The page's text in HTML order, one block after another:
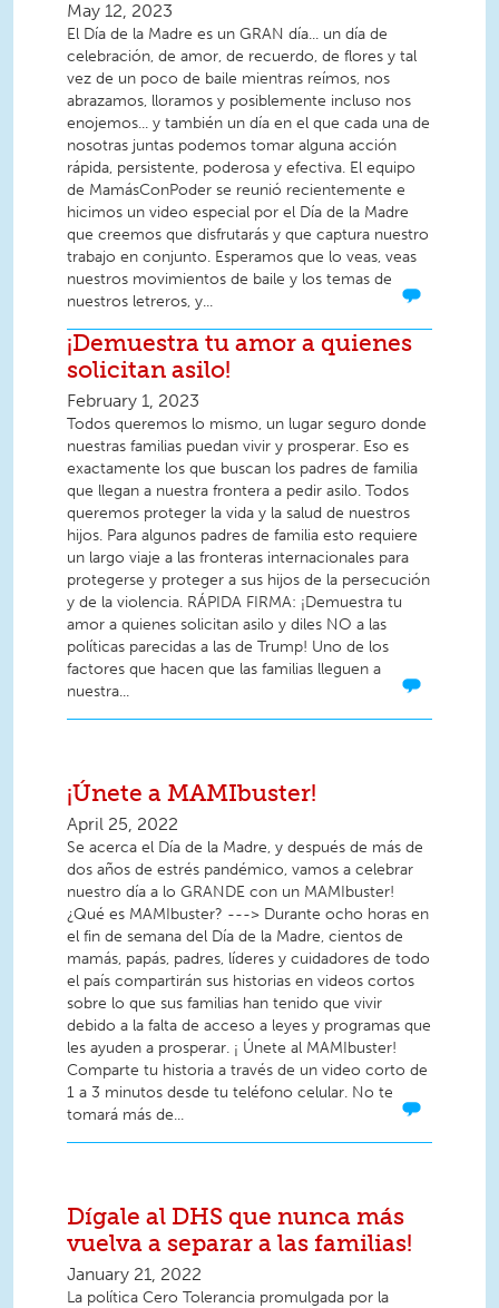
May 12, 2023
El Día de la Madre es un GRAN día... un día de
celebración, de amor, de recuerdo, de flores y tal
vez de un poco de baile mientras reímos, nos
abrazamos, lloramos y posiblemente incluso nos
enojemos... y también un día en el que cada una de
nosotras juntas podemos tomar alguna acción
rápida, persistente, poderosa y efectiva. El equipo
de MamásConPoder se reunió recientemente e
hicimos un video especial por el Día de la Madre
que creemos que disfrutarás y que captura nuestro
trabajo en conjunto. Esperamos que lo veas, veas
nuestros movimientos de baile y los temas de
nuestros letreros, y...
¡Demuestra tu amor a quienes
solicitan asilo!
February 1, 2023
Todos queremos lo mismo, un lugar seguro donde
nuestras familias puedan vivir y prosperar. Eso es
exactamente los que buscan los padres de familia
que llegan a nuestra frontera a pedir asilo. Todos
queremos proteger la vida y la salud de nuestros
hijos. Para algunos padres de familia esto requiere
un largo viaje a las fronteras internacionales para
protegerse y proteger a sus hijos de la persecución
y de la violencia. RÁPIDA FIRMA: ¡Demuestra tu
amor a quienes solicitan asilo y diles NO a las
políticas parecidas a las de Trump! Uno de los
factores que hacen que las familias lleguen a
nuestra...
¡Únete a MAMIbuster!
April 25, 2022
Se acerca el Día de la Madre, y después de más de
dos años de estrés pandémico, vamos a celebrar
nuestro día a lo GRANDE con un MAMIbuster!
¿Qué es MAMIbuster? ---> Durante ocho horas en
el fin de semana del Día de la Madre, cientos de
mamás, papás, padres, líderes y cuidadores de todo
el país compartirán sus historias en videos cortos
sobre lo que sus familias han tenido que vivir
debido a la falta de acceso a leyes y programas que
les ayuden a prosperar. ¡ Únete al MAMIbuster!
Comparte tu historia a través de un video corto de
1 a 3 minutos desde tu teléfono celular. No te
tomará más de...
Dígale al DHS que nunca más
vuelva a separar a las familias!
January 21, 2022
La política Cero Tolerancia promulgada por la